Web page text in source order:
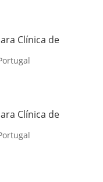
Clínica de
Clínica de